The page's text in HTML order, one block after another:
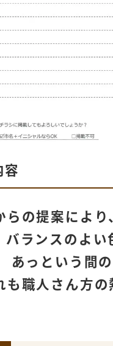
容
らの提案により
バランスのよい
あっという間
も職人さん方